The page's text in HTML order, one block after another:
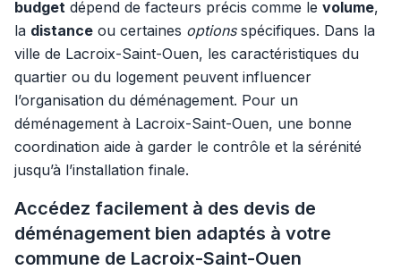
budget dépend de facteurs précis comme le volume,
la distance ou certaines optionsspécifiques. Dans la
ville de Lacroix-Saint-Ouen, les caractéristiques du
quartier ou du logement peuvent influencer
l’organisation du déménagement. Pour un
déménagement à Lacroix-Saint-Ouen, une bonne
coordination aide à garder le contrôle et la sérénité
jusqu’à l’installation finale.
Accédez facilement à des devis de
déménagement bien adaptés à votre
commune de Lacroix-Saint-Ouen